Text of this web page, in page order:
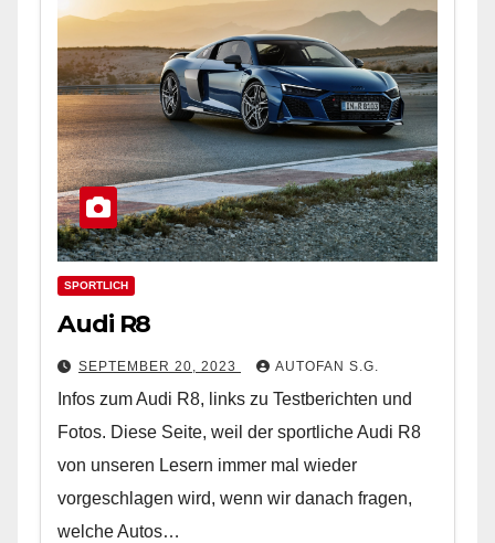
SPORTLICH
Audi R8
SEPTEMBER 20, 2023 AUTOFAN S.G.
Infos zum Audi R8, links zu Testberichten und
Fotos. Diese Seite, weil der sportliche Audi R8
von unseren Lesern immer mal wieder
vorgeschlagen wird, wenn wir danach fragen,
welche Autos…